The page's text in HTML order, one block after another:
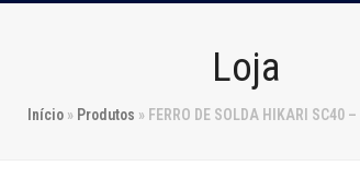
Loja
Início » Produtos » FERRO DE SOLDA HIKARI SC40